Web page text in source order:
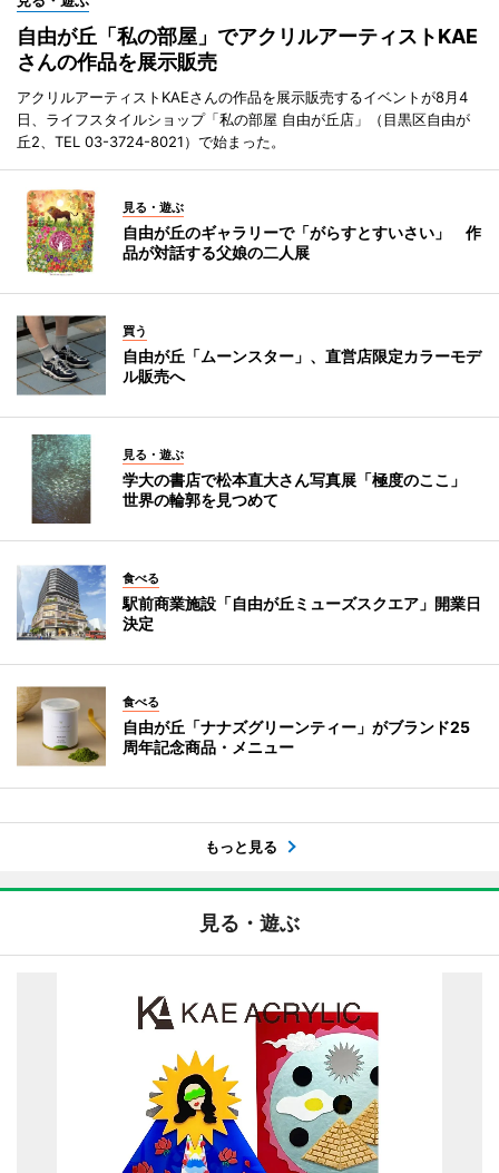
自由が丘「私の部屋」でアクリルアーティストKAE
さんの作品を展示販売
アクリルアーティストKAEさんの作品を展示販売するイベントが8月4
日、ライフスタイルショップ「私の部屋 自由が丘店」（目黒区自由が
丘2、TEL 03-3724-8021）で始まった。
見る・遊ぶ
自由が丘のギャラリーで「がらすとすいさい」 作
品が対話する父娘の二人展
買う
自由が丘「ムーンスター」、直営店限定カラーモデ
ル販売へ
見る・遊ぶ
学大の書店で松本直大さん写真展「極度のここ」
世界の輪郭を見つめて
食べる
駅前商業施設「自由が丘ミューズスクエア」開業日
決定
食べる
自由が丘「ナナズグリーンティー」がブランド25
周年記念商品・メニュー
もっと見る
見る・遊ぶ